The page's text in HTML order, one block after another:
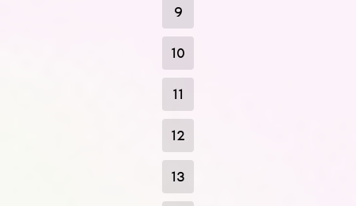
9
10
11
12
13